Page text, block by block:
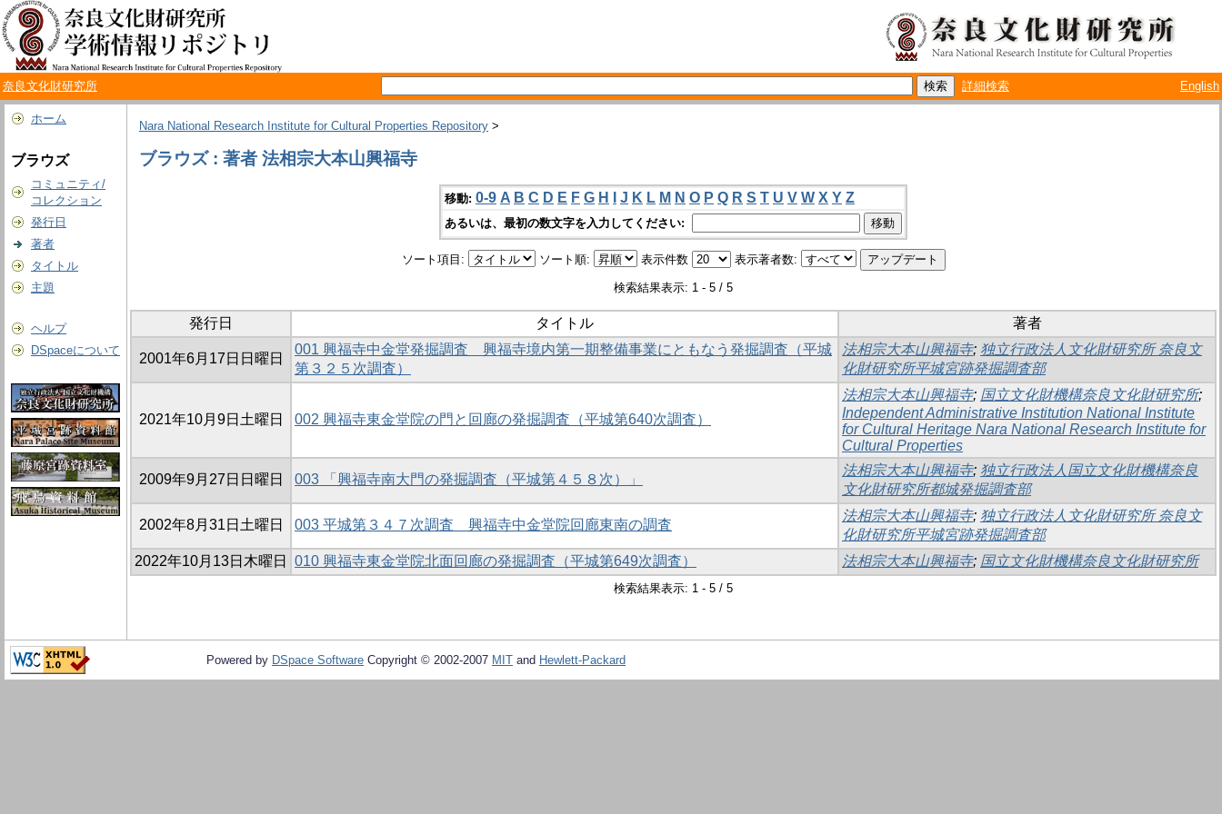
奈良文化財研究所 詳細検索 English
ホーム
ブラウズ
コミュニティ/
コレクション
発行日
著者
タイトル
主題
ヘルプ
DSpaceについて
Nara National Research Institute for Cultural Properties Repository >
ブラウズ : 著者 法相宗大本山興福寺
移動: 0-9 A B C D E F G H J K L M N O P Q R S T U V W X Y Z
あるいは、最初の数文字を入力してください:
ソート項目: ソート順: 表示件数 表示著者数:
検索結果表示: 1 - 5 / 5
発行日 タイトル 著者
2001年6月17日日曜日
001 興福寺中金堂発掘調査 興福寺境内第一期整備事業にともなう発掘調査（平城
第３２５次調査）
法相宗大本山興福寺; 独立行政法人文化財研究所 奈良文
化財研究所平城宮跡発掘調査部
2021年10月9日土曜日 002 興福寺東金堂院の門と回廊の発掘調査（平城第640次調査）
法相宗大本山興福寺; 国立文化財機構奈良文化財研究所;
Independent Administrative Institution National Institute
for Cultural Heritage Nara National Research Institute for
Cultural Properties
2009年9月27日日曜日 003 「興福寺南大門の発掘調査（平城第４５８次）」
法相宗大本山興福寺; 独立行政法人国立文化財機構奈良
文化財研究所都城発掘調査部
2002年8月31日土曜日 003 平城第３４７次調査 興福寺中金堂院回廊東南の調査
法相宗大本山興福寺; 独立行政法人文化財研究所 奈良文
化財研究所平城宮跡発掘調査部
2022年10月13日木曜日
010 興福寺東金堂院北面回廊の発掘調査（平城第649次調査） 法相宗大本山興福寺; 国立文化財機構奈良文化財研究所
検索結果表示: 1 - 5 / 5
Powered by DSpace Software Copyright © 2002-2007 MIT and Hewlett-Packard